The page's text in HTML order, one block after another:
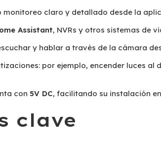
monitoreo claro y detallado desde la
Assistant, NVRs y otros sistemas de
y hablar a través de la cámara
por ejemplo, encender luces
con 5V DC, facilitando su instalación
clave